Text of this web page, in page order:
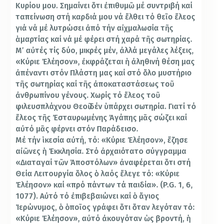
Κυρίου μου. Σημαίνει ὅτι ἐπιθυμῶ μέ συντριβή καί
ταπείνωση στή καρδιά μου νά ἔλθει τό θεῖο ἔλεος
γιά νά μέ λυτρώσει ἀπό τήν αἰχμαλωσία τῆς
ἁμαρτίας καί νά μέ φέρει στή χαρά τῆς σωτηρίας.
Μ’ αὐτές τίς δύο, μικρές μέν, ἀλλά μεγάλες λέξεις,
«Κύριε Ἐλέησον», ἐκφράζεται ἡ ἀληθινή θέση μας
ἀπέναντι στόν Πλάστη μας καί στό ὅλο μυστήριο
τῆς σωτηρίας καί τῆς ἀποκαταστάσεως τοῦ
ἀνθρωπίνου γένους. Χωρίς τό ἔλεος τοῦ
φιλευσπλάχνου Θεοῦ δέν ὑπάρχει σωτηρία. Γιατί τό
ἔλεος τῆς Ἐσταυρωμένης Ἀγάπης μᾶς σώζει καί
αὐτό μᾶς φέρνει στόν Παράδεισο.
Μέ τήν ἱκεσία αὐτή, τό: «Κύριε Ἐλέησον», ἔζησε
αἰῶνες ἡ Ἐκκλησία. Στό ἀρχαιότατο σύγγραμμα
«Διαταγαί τῶν Ἀποστόλων» ἀναφέρεται ὅτι στή
Θεία Λειτουργία ὅλος ὁ λαός ἔλεγε τό: «Κύριε
Ἐλέησον» καί «πρό πάντων τά παιδία». (P.G. 1, 6,
1077). Αὐτό τό ἐπιβεβαιώνει καί ὁ ἅγιος
Ἱερώνυμος, ὁ ὁποῖος γράφει ὅτι ὅταν λεγόταν τό:
«Κύριε Ἐλέησον», αὐτό ἀκουγόταν ὡς βροντή, ἡ